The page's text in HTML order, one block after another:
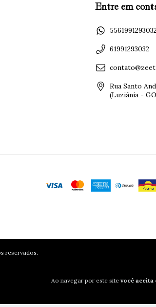
Ao navegar por este site você aceita
Entre em
61991293032
Rua Santo
(Luziânia -
reservados.